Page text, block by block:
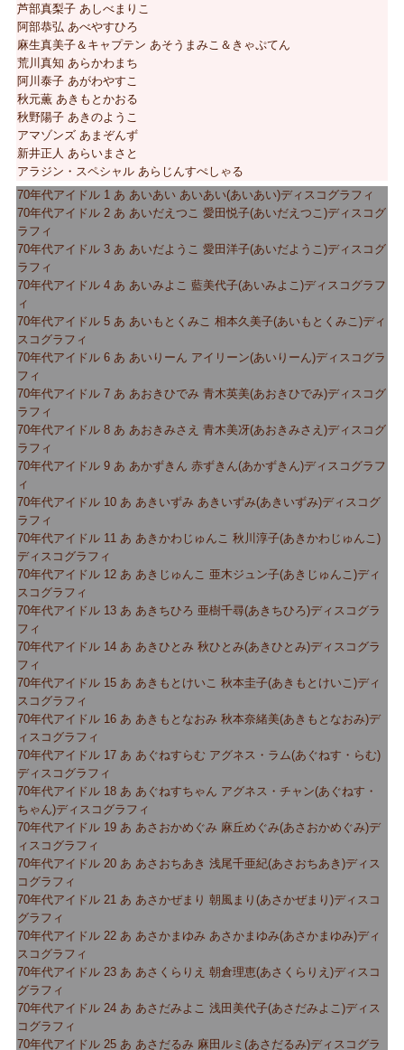
芦部真梨子 あしべまりこ
阿部恭弘 あべやすひろ
麻生真美子＆キャプテン あそうまみこ＆きゃぷてん
荒川真知 あらかわまち
阿川泰子 あがわやすこ
秋元薫 あきもとかおる
秋野陽子 あきのようこ
アマゾンズ あまぞんず
新井正人 あらいまさと
アラジン・スペシャル あらじんすぺしゃる
70年代アイドル 1 あ あいあい あいあい(あいあい)ディスコグラフィ
70年代アイドル 2 あ あいだえつこ 愛田悦子(あいだえつこ)ディスコグ
ラフィ
70年代アイドル 3 あ あいだようこ 愛田洋子(あいだようこ)ディスコグ
ラフィ
70年代アイドル 4 あ あいみよこ 藍美代子(あいみよこ)ディスコグラフ
ィ
70年代アイドル 5 あ あいもとくみこ 相本久美子(あいもとくみこ)ディ
スコグラフィ
70年代アイドル 6 あ あいりーん アイリーン(あいりーん)ディスコグラ
フィ
70年代アイドル 7 あ あおきひでみ 青木英美(あおきひでみ)ディスコグ
ラフィ
70年代アイドル 8 あ あおきみさえ 青木美冴(あおきみさえ)ディスコグ
ラフィ
70年代アイドル 9 あ あかずきん 赤ずきん(あかずきん)ディスコグラフ
ィ
70年代アイドル 10 あ あきいずみ あきいずみ(あきいずみ)ディスコグ
ラフィ
70年代アイドル 11 あ あきかわじゅんこ 秋川淳子(あきかわじゅんこ)
ディスコグラフィ
70年代アイドル 12 あ あきじゅんこ 亜木ジュン子(あきじゅんこ)ディ
スコグラフィ
70年代アイドル 13 あ あきちひろ 亜樹千尋(あきちひろ)ディスコグラ
フィ
70年代アイドル 14 あ あきひとみ 秋ひとみ(あきひとみ)ディスコグラ
フィ
70年代アイドル 15 あ あきもとけいこ 秋本圭子(あきもとけいこ)ディ
スコグラフィ
70年代アイドル 16 あ あきもとなおみ 秋本奈緒美(あきもとなおみ)デ
ィスコグラフィ
70年代アイドル 17 あ あぐねすらむ アグネス・ラム(あぐねす・らむ)
ディスコグラフィ
70年代アイドル 18 あ あぐねすちゃん アグネス・チャン(あぐねす・
ちゃん)ディスコグラフィ
70年代アイドル 19 あ あさおかめぐみ 麻丘めぐみ(あさおかめぐみ)デ
ィスコグラフィ
70年代アイドル 20 あ あさおちあき 浅尾千亜紀(あさおちあき)ディス
コグラフィ
70年代アイドル 21 あ あさかぜまり 朝風まり(あさかぜまり)ディスコ
グラフィ
70年代アイドル 22 あ あさかまゆみ あさかまゆみ(あさかまゆみ)ディ
スコグラフィ
70年代アイドル 23 あ あさくらりえ 朝倉理恵(あさくらりえ)ディスコ
グラフィ
70年代アイドル 24 あ あさだみよこ 浅田美代子(あさだみよこ)ディス
コグラフィ
70年代アイドル 25 あ あさだるみ 麻田ルミ(あさだるみ)ディスコグラ